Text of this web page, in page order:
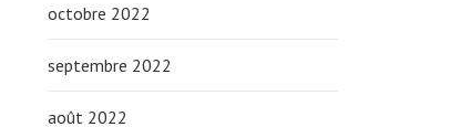
octobre 2022
septembre 2022
août 2022